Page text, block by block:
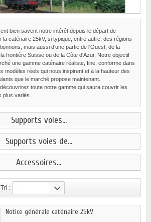
bien savent notre intérêt depuis le départ de
la caténaire 25kV, si typique, entre autre, des régions
mais aussi d'une partie de l'Ouest, de la
frontière Suisse ou de la Côte d'Azur. Notre objectif
une gamme caténaire réaliste, fine, conforme dans
modèles réels qui nous inspirent et à la hauteur des
que le marché propose maintenant.
toute notre gamme qui saura couvrir les
plus variés.
Supports voies...
Supports voies de...
Accessoires...
Tri : --
Notice générale caténaire 25kV